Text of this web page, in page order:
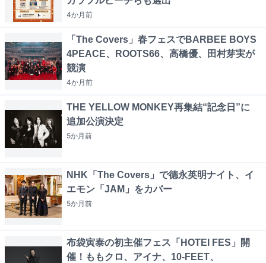
4か月前
「The Covers」春フェスでBARBEE BOYS
4PEACE、ROOTS66、高橋優、田村芽実が
競演
4か月前
THE YELLOW MONKEY再集結“記念日”に
追加公演決定
5か月前
NHK「The Covers」で德永英明ナイト、イ
エモン「JAM」をカバー
5か月前
布袋寅泰の初主催フェス「HOTEI FES」開
催！ももクロ、アイナ、10-FEET、